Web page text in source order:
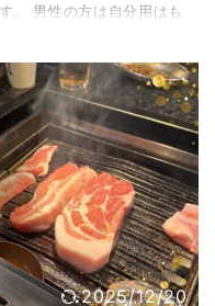
。 男性の方は自分用はも
版は激辛ラーメンや限定
...
2025/12/20